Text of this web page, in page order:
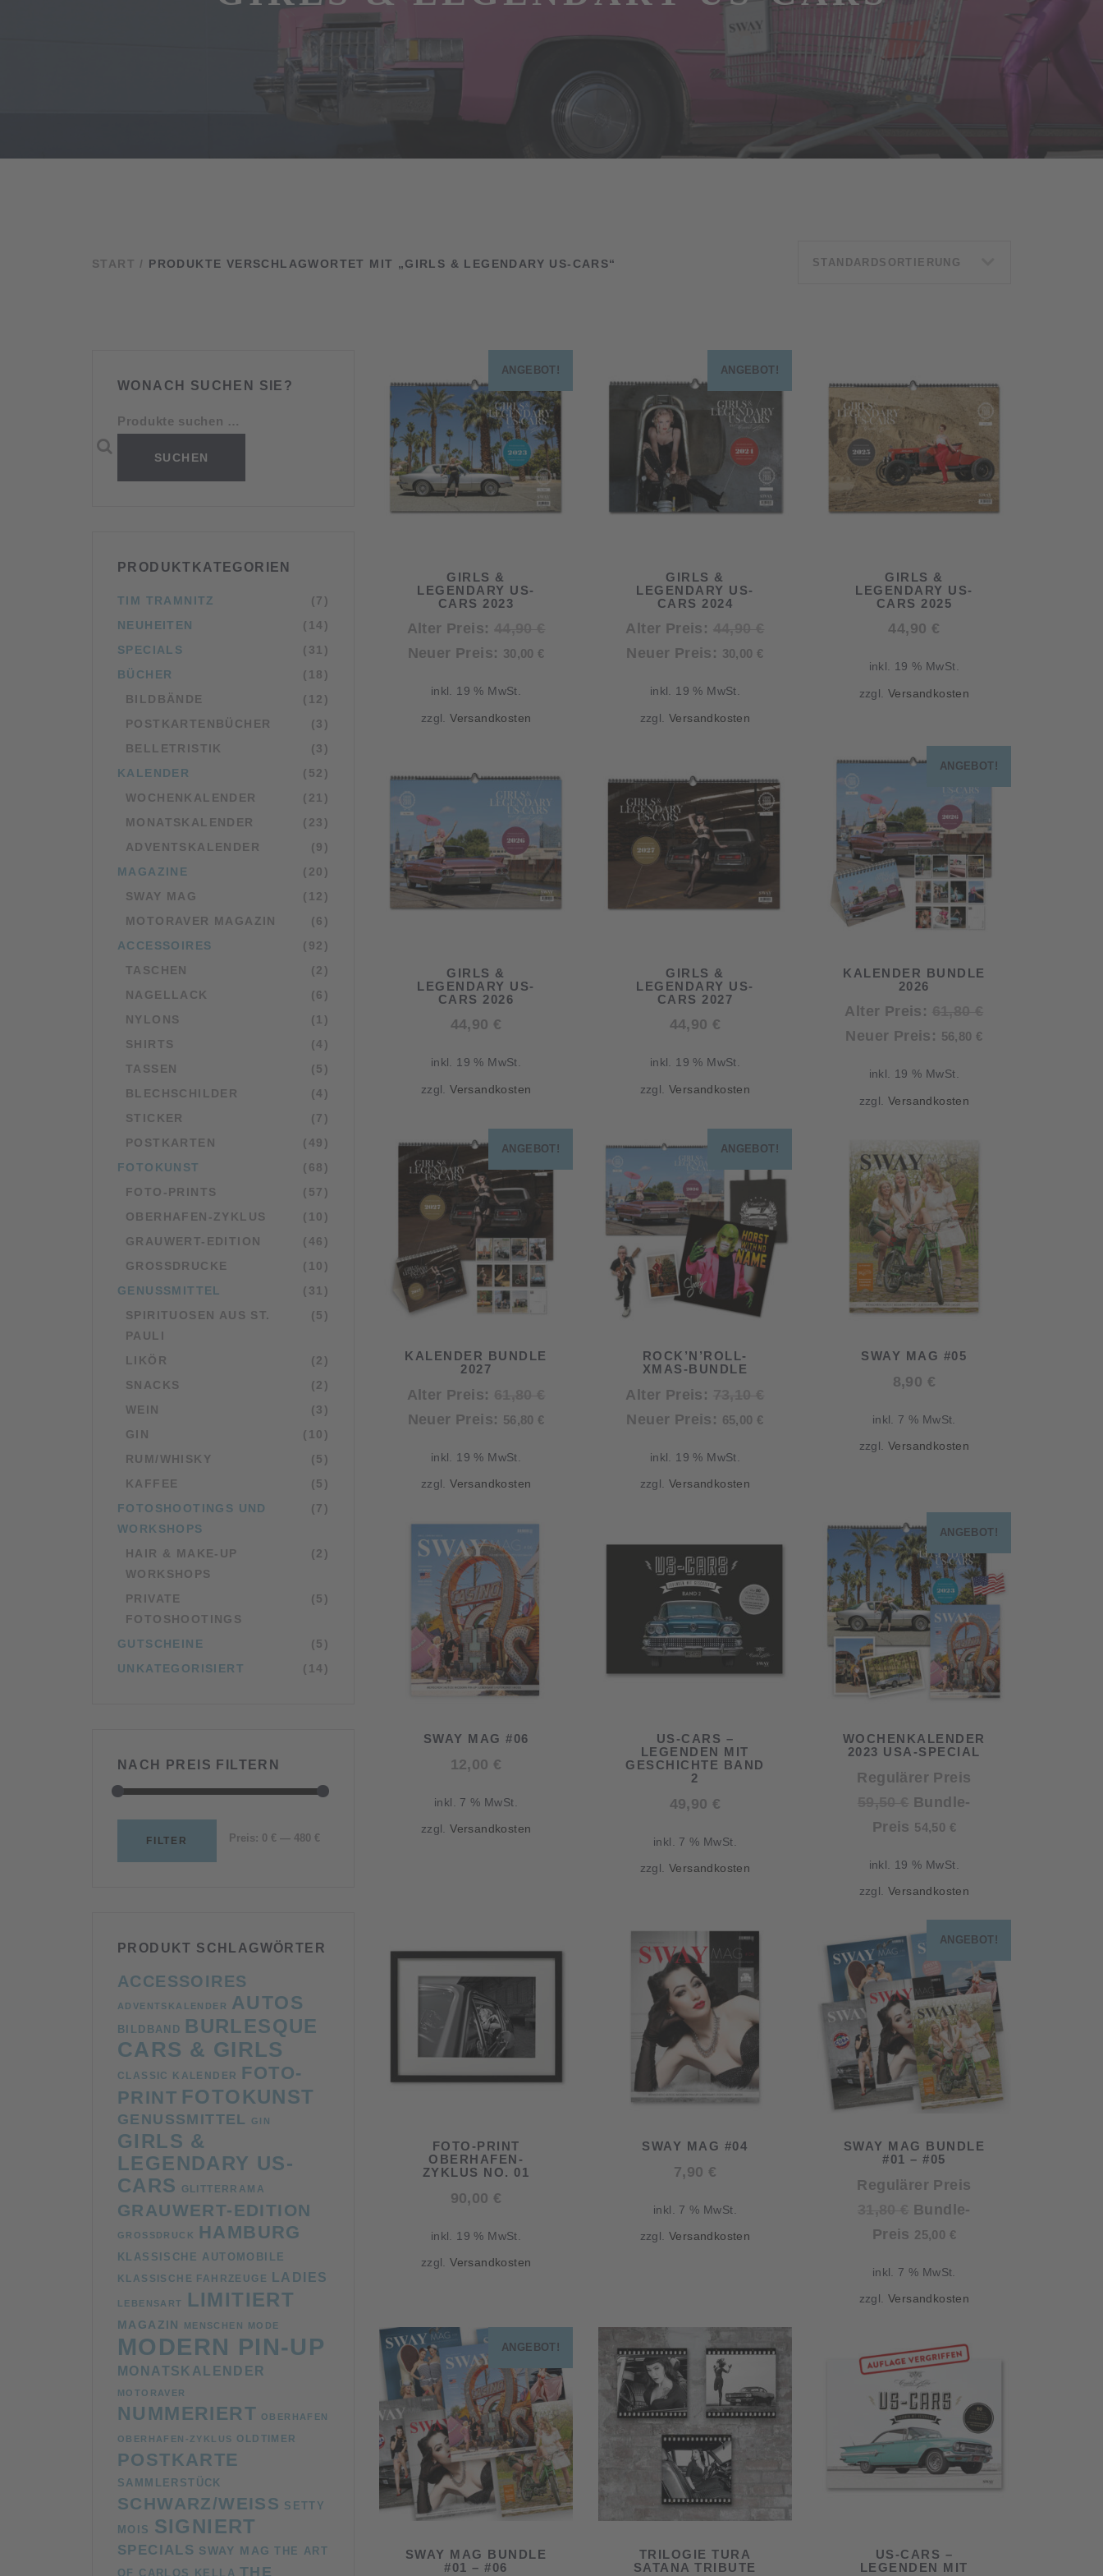
START / PRODUKTE VERSCHLAGWORTET MIT „GIRLS & LEGENDARY US-CARS“
WONACH SUCHEN SIE?
Suchen nach:
SUCHEN
PRODUKTKATEGORIEN
TIM TRAMNITZ
(7)
NEUHEITEN
(14)
SPECIALS
(31)
BÜCHER
(18)
BILDBÄNDE
(12)
POSTKARTENBÜCHER
(3)
BELLETRISTIK
(3)
KALENDER
(52)
WOCHENKALENDER
(21)
MONATSKALENDER
(23)
ADVENTSKALENDER
(9)
MAGAZINE
(20)
SWAY MAG
(12)
MOTORAVER MAGAZIN
(6)
ACCESSOIRES
(92)
TASCHEN
(2)
NAGELLACK
(6)
NYLONS
(1)
SHIRTS
(4)
TASSEN
(5)
BLECHSCHILDER
(4)
STICKER
(7)
POSTKARTEN
(49)
FOTOKUNST
(68)
FOTO-PRINTS
(57)
OBERHAFEN-ZYKLUS
(10)
GRAUWERT-EDITION
(46)
GROSSDRUCKE
(10)
GENUSSMITTEL
(31)
SPIRITUOSEN AUS ST.
PAULI
(5)
LIKÖR
(2)
SNACKS
(2)
WEIN
(3)
GIN
(10)
RUM/WHISKY
(5)
KAFFEE
(5)
FOTOSHOOTINGS UND
WORKSHOPS
(7)
HAIR & MAKE-UP
WORKSHOPS
(2)
PRIVATE
FOTOSHOOTINGS
(5)
GUTSCHEINE
(5)
UNKATEGORISIERT
(14)
NACH PREIS FILTERN
FILTER Preis: 0 € — 480 €
PRODUKT SCHLAGWÖRTER
ACCESSOIRES
ADVENTSKALENDER AUTOS
BILDBAND BURLESQUE
CARS & GIRLS
CLASSIC KALENDER
FOTO-
PRINT FOTOKUNST
GENUSSMITTEL GIN
GIRLS &
LEGENDARY US-
CARS
GLITTERRAMA
GRAUWERT-EDITION
GROSSDRUCK HAMBURG
KLASSISCHE AUTOMOBILE
KLASSISCHE FAHRZEUGE LADIES
LEBENSART LIMITIERT
MAGAZIN MENSCHEN MODE
MODERN PIN-UP
MONATSKALENDER
MOTORAVER
NUMMERIERT OBERHAFEN
OBERHAFEN-ZYKLUS OLDTIMER
POSTKARTE
SAMMLERSTÜCK
SCHWARZ/WEISS SETTY
MOIS SIGNIERT
SPECIALS SWAY MAG THE ART
OF CARLOS KELLA THE
ANGEBOT!
GIRLS &
LEGENDARY US-
CARS 2023
Alter Preis:
Ursprünglicher
Neuer Preis: 30,00 €Aktueller
inkl. 19 % MwSt.
zzgl.Versandkosten
ANGEBOT!
GIRLS &
LEGENDARY US-
CARS 2024
Alter Preis:
Neuer Preis: 30,00 €Aktueller
inkl. 19 % MwSt.
zzgl.Versandkosten
GIRLS &
LEGENDARY US-
CARS 2025
44,90 €
inkl. 19 % MwSt.
zzgl. Versandkosten
GIRLS &
LEGENDARY US-
CARS 2026
44,90 €
inkl. 19 % MwSt.
zzgl.Versandkosten
GIRLS &
LEGENDARY US-
CARS 2027
44,90 €
inkl. 19 % MwSt.
zzgl.Versandkosten
ANGEBOT!
KALENDER BUNDLE
2026
Alter Preis:
Neuer Preis: 56,80 €Aktueller
inkl. 19 % MwSt.
zzgl. Versandkosten
ANGEBOT!
KALENDER BUNDLE
2027
Alter Preis:
Ursprünglicher
Neuer Preis: 56,80 €Aktueller
inkl. 19 % MwSt.
zzgl.Versandkosten
ANGEBOT!
ROCK’N’ROLL-
XMAS-BUNDLE
Alter Preis:
Neuer Preis: 65,00 €Aktueller
inkl. 19 % MwSt.
zzgl.Versandkosten
SWAY MAG #05
8,90 €
inkl. 7 % MwSt.
zzgl. Versandkosten
SWAY MAG #06
12,00 €
inkl. 7 % MwSt.
zzgl.Versandkosten
US-CARS –
LEGENDEN MIT
GESCHICHTE BAND
2
49,90 €
inkl. 7 % MwSt.
zzgl.Versandkosten
ANGEBOT!
WOCHENKALENDER
2023 USA-SPECIAL
Regulärer Preis
Ursprünglicher
Preis
Bundle-
Preis 54,50 €Aktueller
54,50 €.
inkl. 19 % MwSt.
zzgl. Versandkosten
FOTO-PRINT
OBERHAFEN-
ZYKLUS NO. 01
90,00 €
inkl. 19 % MwSt.
zzgl.Versandkosten
SWAY MAG #04
7,90 €
inkl. 7 % MwSt.
zzgl.Versandkosten
ANGEBOT!
SWAY MAG BUNDLE
#01 – #05
Regulärer Preis
Ursprünglicher
Preis
Bundle-
Preis 25,00 €Aktueller
25,00 €.
inkl. 7 % MwSt.
zzgl. Versandkosten
ANGEBOT!
SWAY MAG BUNDLE
#01 – #06
TRILOGIE TURA
SATANA TRIBUTE
US-CARS –
LEGENDEN MIT